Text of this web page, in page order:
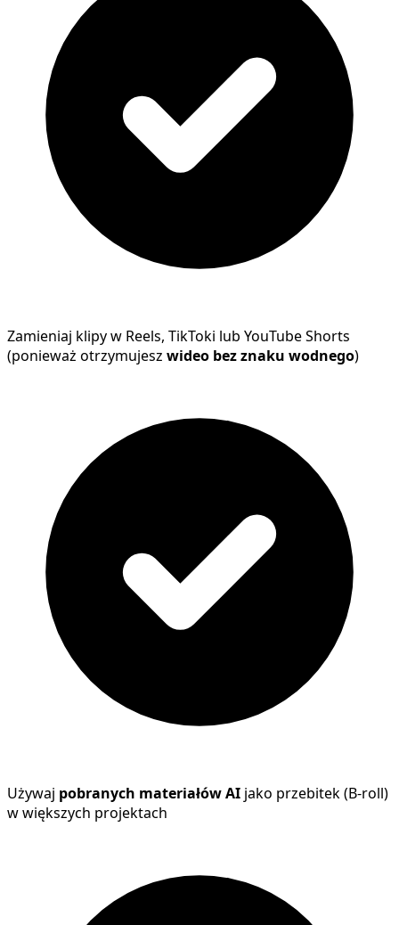
Zamieniaj klipy w Reels, TikToki lub YouTube Shorts
(ponieważ otrzymujesz wideo bez znaku wodnego)
Używaj pobranych materiałów AI jako przebitek (B-roll)
w większych projektach